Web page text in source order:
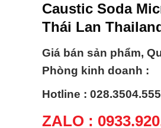
Caustic Soda
Thái Lan
Giá bán sản phẩm,
Phòng kinh doanh :
Hotline :
ZALO :